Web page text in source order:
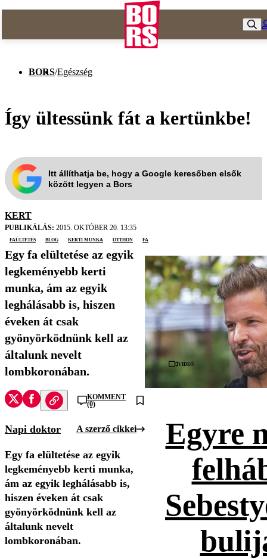
BORS/Egészség
Így ültessünk fát a kertünkbe!
Itt állíthatja be, hogy a Google keresőben elsők
között legyen a Bors
KERT
PUBLIKÁLÁS: 2015. OKTÓBER 20. 13:35
faültetés
blog kerti munka otthon fa
Egy fa elültetése az egyik
legkeményebb kerti
munka, ám az egyik
leghálásabb is, hiszen
éveken át csak
gyönyörködnünk kell az
általunk nevelt
lombkoronában.
KOMMENT
(0)
Napi doktor A szerző cikkei
Egy fa elültetése az egyik
legkeményebb kerti munka,
ám az egyik leghálásabb is,
hiszen éveken át csak
gyönyörködnünk kell az
általunk nevelt
lombkoronában.
Videó
Egyre